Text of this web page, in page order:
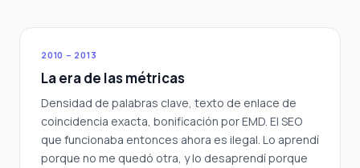
2010 – 2013
La era de las métricas
Densidad de palabras clave, texto de enlace de
coincidencia exacta, bonificación por EMD. El SEO
que funcionaba entonces ahora es ilegal. Lo aprendí
porque no me quedó otra, y lo desaprendí porque